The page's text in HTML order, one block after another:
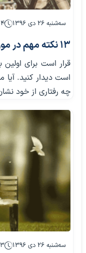
سه‌شنبه ۲۶ دی ۱۳۹۶
13 نکته مهم در مورد قرار اول
قرار است برای اولین
‌است دیدار کنید. آیا
چه رفتاری از خود
سه‌شنبه ۲۶ دی ۱۳۹۶